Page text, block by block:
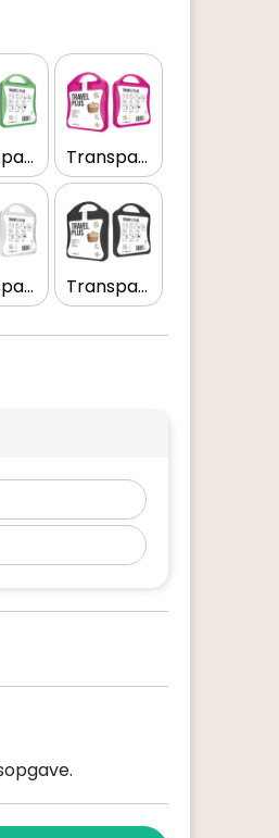
Transparant groen Transparant magenta
Transparant wit Transparant zwart